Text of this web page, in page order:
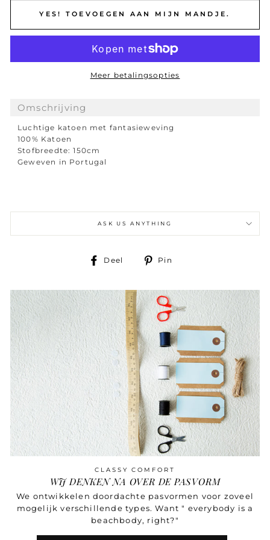
YES! TOEVOEGEN AAN MIJN MANDJE.
Meer betalingsopties
Omschrijving
Luchtige katoen met fantasieweving
100% Katoen
Stofbreedte: 150cm
Geweven in Portugal
ASK US ANYTHING
Deel
Delen
Pin
CLASSY COMFORT
WIJ DENKEN NA OVER DE PASVORM
We ontwikkelen doordachte pasvormen voor zoveel
mogelijk verschillende types. Want " everybody is a
beachbody, right?"